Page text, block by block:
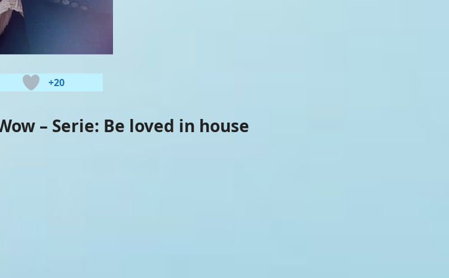
+20
– Serie: Be loved in house